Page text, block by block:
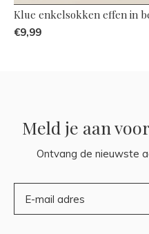
Klue enkelsokken effen in
€9,99
Meld je aan
Ontvang de nieuwste